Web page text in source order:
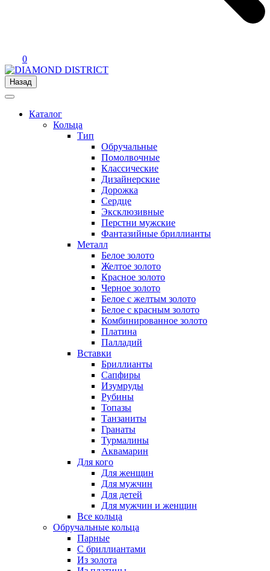
0
Назад
Каталог
Кольца
Тип
Обручальные
Помолвочные
Классические
Дизайнерские
Дорожка
Сердце
Эксклюзивные
Перстни мужские
Фантазийные бриллианты
Металл
Белое золото
Желтое золото
Красное золото
Черное золото
Белое с желтым золото
Белое с красным золото
Комбинированное золото
Платина
Палладий
Вставки
Бриллианты
Сапфиры
Изумруды
Рубины
Топазы
Танзаниты
Гранаты
Турмалины
Аквамарин
Для кого
Для женщин
Для мужчин
Для детей
Для мужчин и женщин
Все кольца
Обручальные кольца
Парные
С бриллиантами
Из золота